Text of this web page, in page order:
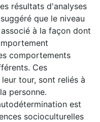
résultats d'analyses
que le niveau
à la façon dont
comportements
Ces
tour, sont reliés à
personne.
est
socioculturelles